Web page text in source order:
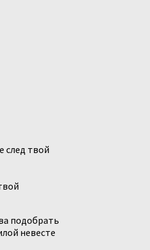
след твой
подобрать
невесте